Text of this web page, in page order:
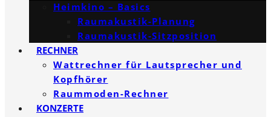
Heimkino – Basics
Raumakustik-Planung
Raumakustik-Sitzposition
RECHNER
Wattrechner für Lautsprecher und
Kopfhörer
Raummoden-Rechner
KONZERTE